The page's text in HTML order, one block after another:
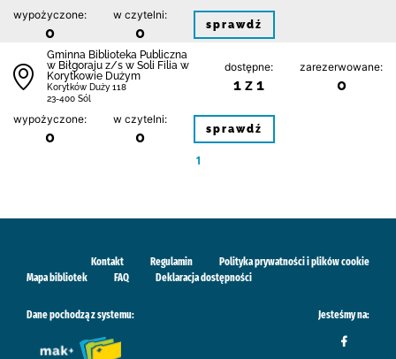
wypożyczone:
0
w czytelni:
0 sprawdź
Gminna Biblioteka Publiczna
w Biłgoraju z/s w Soli Filia w
Korytkowie Dużym
Korytków Duży 118
23-400 Sól
dostępne:
1 z 1
zarezerwowane:
0
wypożyczone:
0
w czytelni:
0 sprawdź
1
Kontakt Regulamin
Polityka prywatności i plików cookie
Mapa bibliotek
FAQ Deklaracja dostępności
Dane pochodzą z systemu: Jesteśmy na: